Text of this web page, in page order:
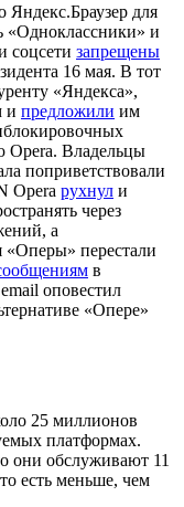
Яндекс.Браузер для
«Одноклассники» и
соцсети запрещены
16 мая. В тот
«Яндекса»,
и предложили им
Владельцы
поприветствовали
Opera рухнул и
через
а
перестали
в
оповестил
«Опере»
25 миллионов
платформах.
они обслуживают 11
есть меньше, чем